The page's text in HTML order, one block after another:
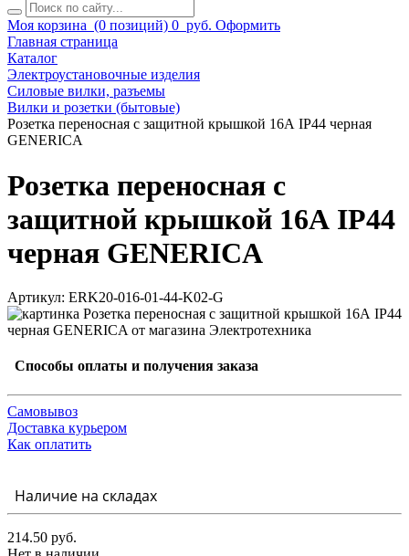
Моя корзина (0 позиций) 0 руб. Оформить
Главная страница
Каталог
Электроустановочные изделия
Силовые вилки, разъемы
Вилки и розетки (бытовые)
Розетка переносная с защитной крышкой 16А IP44 черная
GENERICA
Розетка переносная с
защитной крышкой 16А IP44
черная GENERICA
Артикул: ERK20-016-01-44-K02-G
Способы оплаты и получения заказа
Самовывоз
Доставка курьером
Как оплатить
Наличие на складах
214.50 руб.